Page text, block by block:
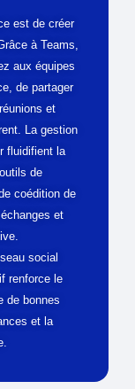
est de créer
à Teams,
aux équipes
de partager
et
La gestion
fluidifient la
de
coédition de
et
social
renforce le
de bonnes
et la